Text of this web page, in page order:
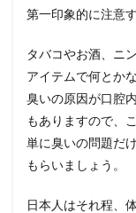
第一印象的に注意
タバコやお酒、ニ
アイテムで何とか
臭いの原因が口腔
もありますので、
単に臭いの問題だ
もらいましょう。
日本人はそれ程、